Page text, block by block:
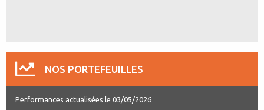
NOS PORTEFEUILLES
Performances actualisées le 03/05/2026